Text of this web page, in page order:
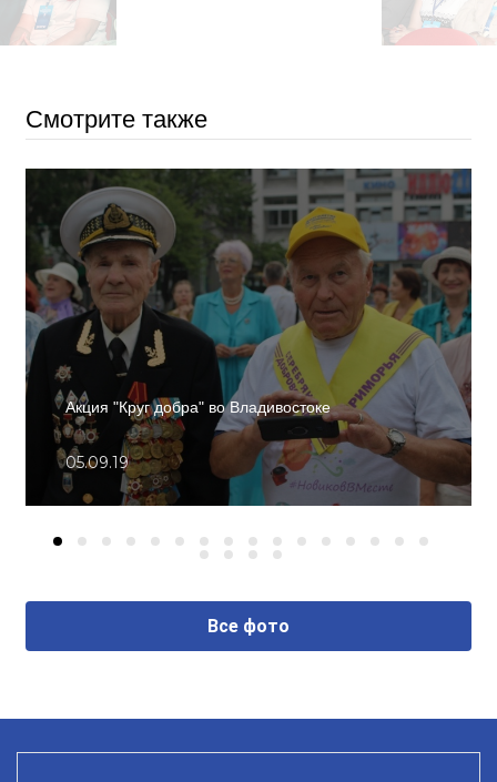
Смотрите также
Акция "Круг добра" во Владивостоке
05.09.19
Все фото